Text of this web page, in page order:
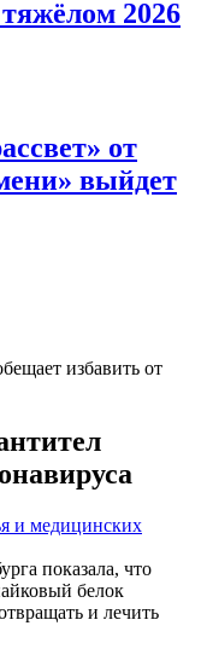
2026
от
выйдет
избавить от
и медицинских
показала, что
белок
и лечить